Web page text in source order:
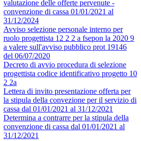
valutazione delle offerte pervenute -
convenzione di cassa 01/01/2021 al
31/12/2024
Avviso selezione personale interno per
ruolo progettista 12 2 2 a fsepon la 2020 9
a valere sull'avviso pubblico prot 19146
del 06/07/2020
Decreto di avvio procedura di selezione
progettista codice identificativo progetto 10
2 2a
Lettera di invito presentazione offerta per
la stipula della convezione per il servizio di
cassa dal 01/01/2021 al 31/12/2021
Determina a contrarre per la stipula della
convenzione di cassa dal 01/01/2021 al
31/12/2021